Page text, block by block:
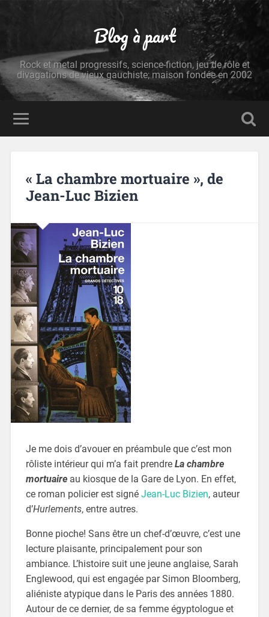
Blog à part
Rock et metal progressifs, science-fiction, jeu de rôle et
divagations de vieux gauchiste; maison fondée en 2002
« La chambre mortuaire », de
Jean-Luc Bizien
Je me dois d’avouer en préambule que c’est mon
rôliste intérieur qui m’a fait prendre La chambre
mortuaireau kiosque de la Gare de Lyon. En effet,
ce roman policier est signé Jean-Luc Bizien, auteur
d’Hurlements, entre autres.
Bonne pioche! Sans être un chef-d’œuvre, c’est une
lecture plaisante, principalement pour son
ambiance. L’histoire suit une jeune anglaise, Sarah
Englewood, qui est engagée par Simon Bloomberg,
aliéniste atypique dans le Paris des années 1880.
Autour de ce dernier, de sa femme égyptologue et